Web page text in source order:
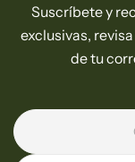
Suscríbete y
exclusivas,
de tu